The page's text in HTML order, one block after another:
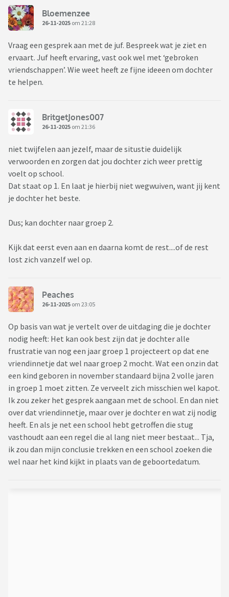
Bloemenzee
26-11-2025 om 21:28
Vraag een gesprek aan met de juf. Bespreek wat je ziet en
ervaart. Juf heeft ervaring, vast ook wel met ‘gebroken
vriendschappen’. Wie weet heeft ze fijne ideeen om dochter
te helpen.
BritgetJones007
26-11-2025 om 21:36
niet twijfelen aan jezelf, maar de situstie duidelijk
verwoorden en zorgen dat jou dochter zich weer prettig
voelt op school.
Dat staat op 1. En laat je hierbij niet wegwuiven, want jij kent
je dochter het beste.
Dus; kan dochter naar groep 2.
Kijk dat eerst even aan en daarna komt de rest....of de rest
lost zich vanzelf wel op.
Peaches
26-11-2025 om 23:05
Op basis van wat je vertelt over de uitdaging die je dochter
nodig heeft: Het kan ook best zijn dat je dochter alle
frustratie van nog een jaar groep 1 projecteert op dat ene
vriendinnetje dat wel naar groep 2 mocht. Wat een onzin dat
een kind geboren in november standaard bijna 2 volle jaren
in groep 1 moet zitten. Ze verveelt zich misschien wel kapot.
Ik zou zeker het gesprek aangaan met de school. En dan niet
over dat vriendinnetje, maar over je dochter en wat zij nodig
heeft. En als je net een school hebt getroffen die stug
vasthoudt aan een regel die al lang niet meer bestaat... Tja,
ik zou dan mijn conclusie trekken en een school zoeken die
wel naar het kind kijkt in plaats van de geboortedatum.